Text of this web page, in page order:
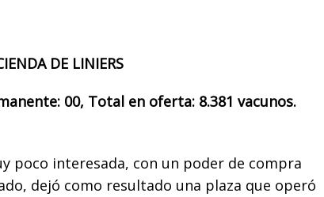
DE LINIERS
00, Total en oferta: 8.381 vacunos.
poco interesada, con un poder de compra
dejó como resultado una plaza que operó